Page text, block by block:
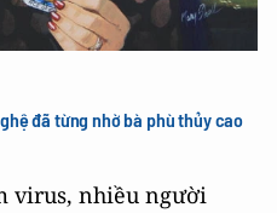
đã từng nhờ bà phù thủy cao
virus, nhiều người